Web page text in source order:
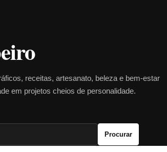
receitas, artesanato, beleza e bem-estar
em projetos cheios de personalidade.
Procurar